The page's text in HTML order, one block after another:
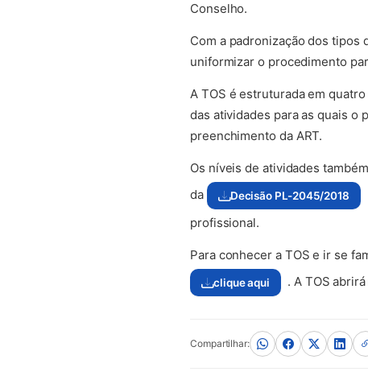
Conselho.
Com a padronização dos tipos
uniformizar o procedimento
A TOS é estruturada em
das atividades para as quais
preenchimento da ART.
Os níveis de atividades
da
Decisão PL-2045/2018
(abre em nova aba)
profissional.
Para conhecer a TOS e ir se
clique aqui
(abre em nova aba). A TOS
Compartilhar: